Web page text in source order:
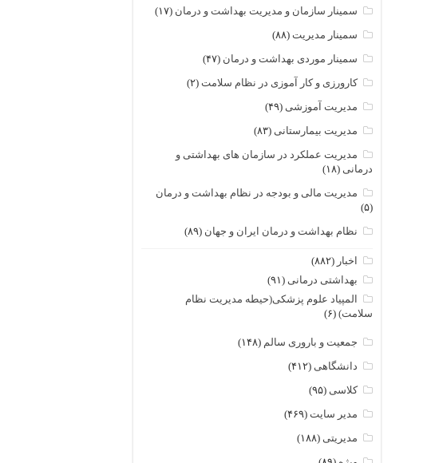
سمینار سازمان و مدیریت بهداشت و درمان (۱۷)
سمینار مدیریت(۸۸)
سمینار موردی بهداشت و درمان (۴۷)
کارورزی و کار آموزی در نظام سلامت(۲)
مدیریت آموزشی (۴۹)
مدیریت بیمارستانی (۸۳)
مدیریت عملکرد در سازمان های بهداشتی و
درمانی (۱۸)
مدیریت مالی و بودجه در نظام بهداشت و درمان
(۵)
نظام بهداشت و درمان ایران و جهان (۸۹)
اخبار (۸۸۲)
بهداشتی درمانی (۹۱)
المپیاد علوم پزشکی(حیطه مدیریت نظام
سلامت) (۶)
جمعیت و باروری سالم (۱۴۸)
دانشگاهی (۴۱۲)
کلاسی (۹۵)
مدیر سایت(۴۶۹)
مدیریتی (۱۸۸)